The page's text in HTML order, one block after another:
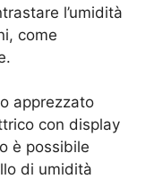
l’umidità
come
apprezzato
con display
è possibile
di umidità